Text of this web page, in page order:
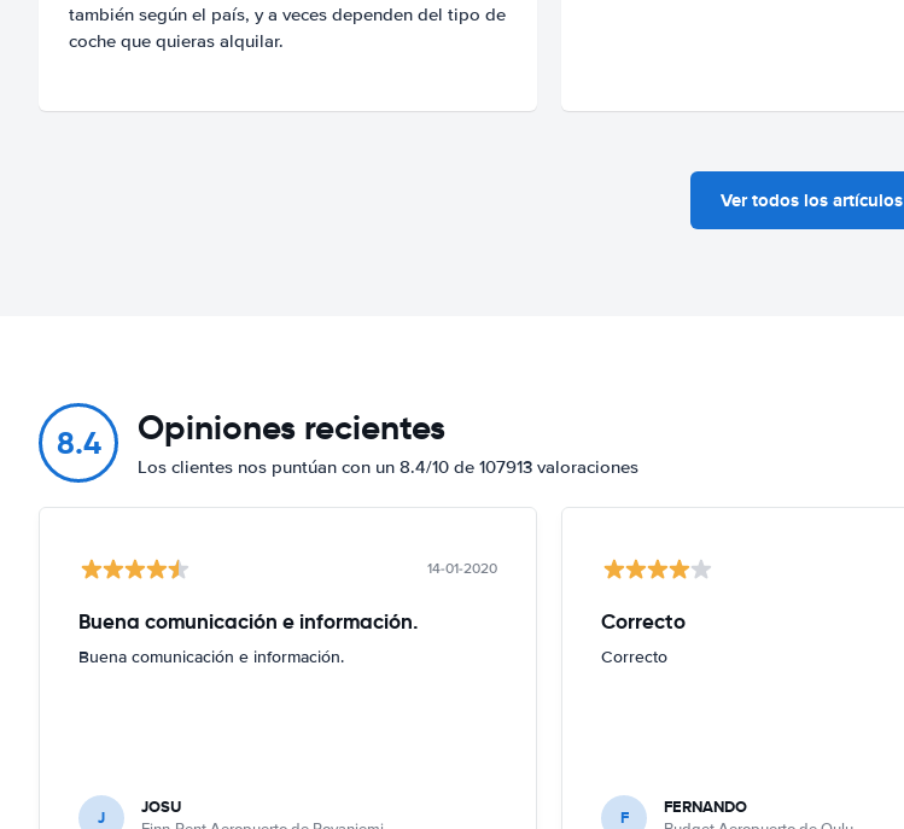
también según el país, y a veces dependen del tipo de
coche que quieras alquilar.
Ver todos los artículos
8.4 Opiniones recientes
Los clientes nos puntúan con un 8.4/10 de 107913 valoraciones
14-01-2020
Buena comunicación e información.
Buena comunicación e información.
J JOSU
Correcto
Correcto
F FERNANDO